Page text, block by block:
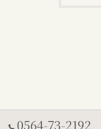
0564-73-2192